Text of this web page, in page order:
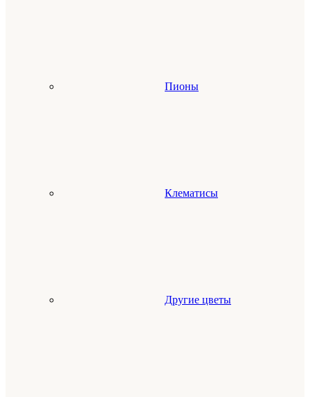
Пионы
Клематисы
Другие цветы